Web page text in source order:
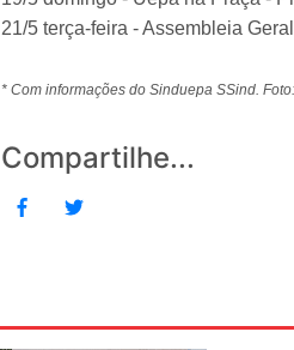
21/5 terça-feira - Assembleia
* Com informações do Sinduepa SSind.
Compartilhe...